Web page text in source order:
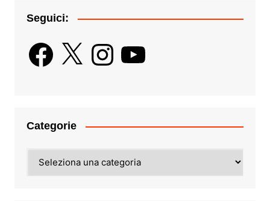
Seguici:
Facebook
X InstagramYouTube
Categorie